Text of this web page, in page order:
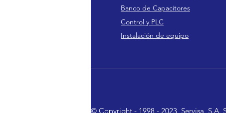
Banco de Capacitores
Control y PLC
Instalación de equipo
© Copyright - 1998 - 2023 Servisa, S.A.